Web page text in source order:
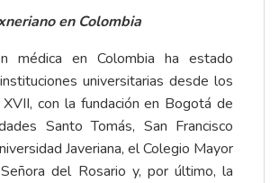
en Colombia
médica en Colombia ha estado
universitarias desde los
con la fundación en Bogotá de
Santo Tomás, San Francisco
Javeriana, el Colegio Mayor
del Rosario y, por último, la